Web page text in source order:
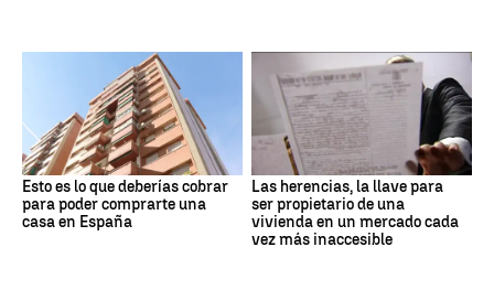
Esto es lo que deberías cobrar
para poder comprarte una
casa en España
Las herencias, la llave para
ser propietario de una
vivienda en un mercado cada
vez más inaccesible